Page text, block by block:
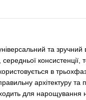
та
консистенції,
в
архітектуру
для нарощування